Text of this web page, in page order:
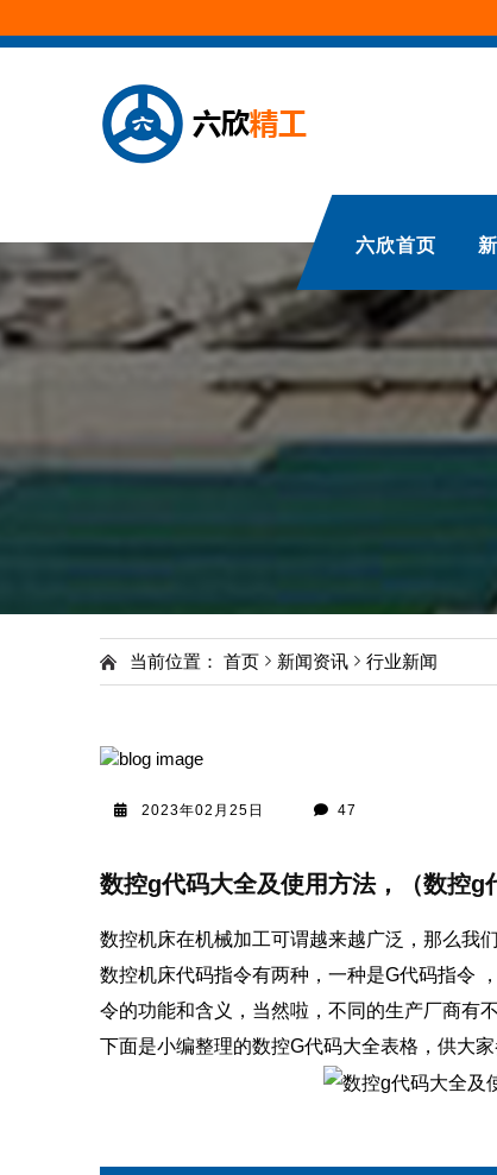
六欣首页
当前位置： 首页 新闻资讯 行业新闻
2023年02月25日 47
数控g代码大全及使用方法，（数控g
数控机床在机械加工可谓越来越广泛，那么我
数控机床代码指令有两种，一种是G代码指令
令的功能和含义，当然啦，不同的生产厂商有
下面是小编整理的数控G代码大全表格，供大家